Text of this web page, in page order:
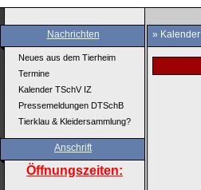
Nachrichten
Neues aus dem Tierheim
Termine
Kalender TSchV IZ
Pressemeldungen DTSchB
Tierklau & Kleidersammlung?
Anschrift
Öffnungszeiten:
» Kalender